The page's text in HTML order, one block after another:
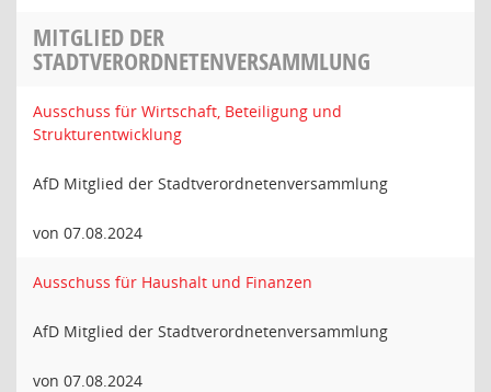
MITGLIED DER
STADTVERORDNETENVERSAMMLUNG
Ausschuss für Wirtschaft, Beteiligung und
Strukturentwicklung
AfD Mitglied der Stadtverordnetenversammlung
von 07.08.2024
Ausschuss für Haushalt und Finanzen
AfD Mitglied der Stadtverordnetenversammlung
von 07.08.2024